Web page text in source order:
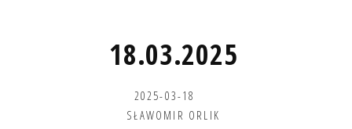
18.03.2025
2025-03-18
SŁAWOMIR ORLIK